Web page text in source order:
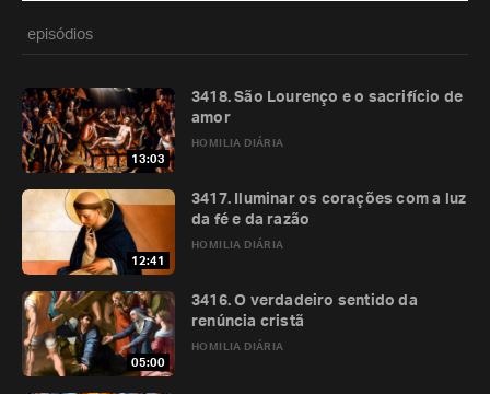
episódios
13:03
HOMILIA DIÁRIA
3418. São Lourenço e o sacrifício de
amor
12:41
HOMILIA DIÁRIA
3417. Iluminar os corações com a luz
da fé e da razão
05:00
HOMILIA DIÁRIA
3416. O verdadeiro sentido da
renúncia cristã